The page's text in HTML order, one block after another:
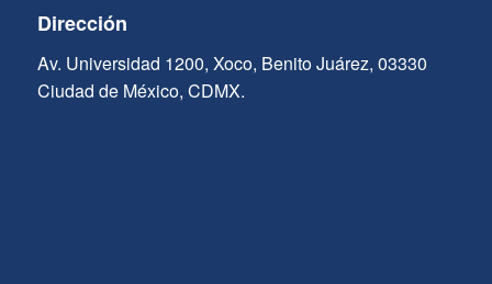
Dirección
Av. Universidad 1200, Xoco, Benito Juárez, 03330
Ciudad de México, CDMX.